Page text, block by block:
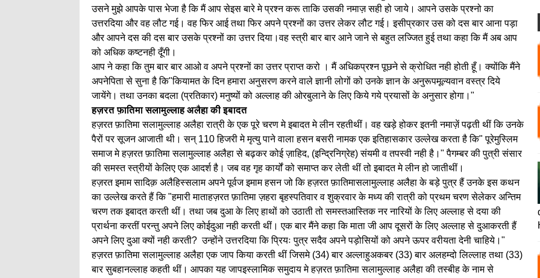
उसने मुझे आपके पास भेजा है कि मैं आप सेइस बारे मे प्रश्न करू ताकि उसकी नमाज़ सही हो जाये। आपने उसके प्रश्नो का
उत्तरदिया और वह लौट गई। वह फिर आई तथा फिर अपने प्रश्नों का उत्तर लेकर लौट गई। इसीप्रकार उस को दस बार आना पड़ा
और आपने दस की दस बार उसके प्रश्नों का उत्तर दिया।वह स्त्री बार बार आने जाने से बहुत लज्जित हुई तथा कहा कि मैं अब आप
को अधिक कष्टनही दूँगी।
आप ने कहा कि तुम बार बार आओ व अपने प्रश्नों का उत्तर प्राप्त करो । मैं अधिकप्रश्न पूछने से क्रोधित नही होती हूँ। क्योंकि मैंने
अपनेपिता से सुना है कि"कियामत के दिन हमारा अनुसरण करने वाले ज्ञानी लोगों को उनके ज्ञान के अनुरूपमूल्यवान वस्त्र दिये
जायेंगे। तथा उनका बदला (प्रतिकार) मनुष्यों को अल्लाह की ओरबुलाने के लिए किये गये प्रयासों के अनुसार होगा।"
हज़रत फ़ातिमा सलामुल्लाह अलैहा की इबादत
हज़रत फ़ातिमा सलामुल्लाह अलैहा रात्री के एक पूरे चरण मे इबादत मे लीन रहतीथीं। वह खड़े होकर इतनी नमाज़ें पढ़ती थीं कि उनके
पैरों पर सूजन आजाती थी। सन् 110 हिजरी मे मृत्यु पाने वाला हसन बसरी नामक एक इतिहासकार उल्लेख करता है कि" पूरेमुस्लिम
समाज मे हज़रत फ़ातिमा सलामुल्लाह अलैहा से बढ़कर कोई ज़ाहिद, (इन्द्रिनिग्रेह) संयमी व तपस्वी नही है।" पैगम्बर की पुत्री संसार
की समस्त स्त्रीयों केलिए एक आदर्श है। जब वह गृह कार्यों को समाप्त कर लेती थीं तो इबादत मे लीन हो जातीथीं।
हज़रत इमाम सादिक़ अलैहिस्सलाम अपने पूर्वज इमाम हसन जो कि हज़रत फ़ातिमासलामुल्लाह अलैहा के बड़े पुत्र हैं उनके इस कथन
का उल्लेख करते हैं कि "हमारी माताहज़रत फ़ातिमा ज़हरा बृहस्पतिवार व शुक्रवार के मध्य की रात्री को प्रथम चरण सेलेकर अन्तिम
चरण तक इबादत करती थीं। तथा जब दुआ के लिए हाथों को उठाती तो समस्तआस्तिक नर नारियों के लिए अल्लाह से दया की
प्रार्थना करतीं परन्तु अपने लिए कोईदुआ नही करती थीं। एक बार मैंने कहा कि माता जी आप दूसरों के लिए अल्लाह से दुआकरती हैं
अपने लिए दुआ क्यों नही करती? उन्होंने उत्तरदिया कि प्रियः पुत्र सदैव अपने पड़ोसियों को अपने ऊपर वरीयता देनी चाहिये।"
हज़रत फ़ातिमा सलामुल्लाह अलैहा एक जाप किया करती थीं जिसमे (34) बार अल्लाहुअकबर (33) बार अलहम्दो लिल्लाह तथा (33)
बार सुबहानल्लाह कहती थीं। आपका यह जापइस्लामिक समुदाय मे हज़रत फ़ातिमा सलामुल्लाह अलैहा की तस्बीह के नाम से